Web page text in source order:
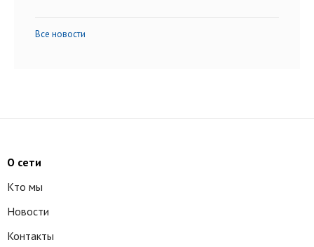
Все новости
О сети
Кто мы
Новости
Контакты